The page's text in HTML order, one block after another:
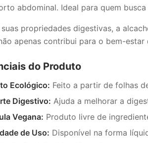
abdominal. Ideal para quem
propriedades digestivas, a
apenas contribui para o bem-
do Produto
Ecológico: Feito a partir de folhas
Digestivo: Ajuda a melhorar a
Vegana: Produto livre de
de Uso: Disponível na forma